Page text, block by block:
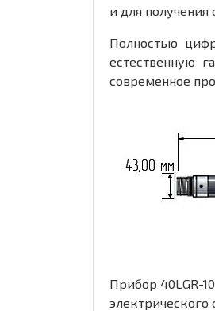
и для
Полностью
естественную
современное
Прибор 40LGR-